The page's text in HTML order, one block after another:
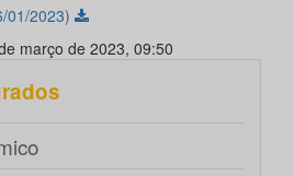
01/2023)
março de 2023, 09:50